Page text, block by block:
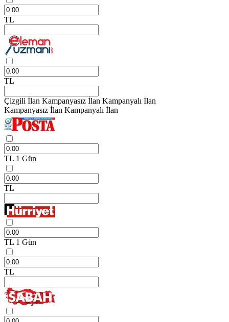
TL
TL
Çizgili İlan Kampanyasız İlan Kampanyalı İlan
Kampanyasız İlan Kampanyalı İlan
TL 1 Gün
TL
TL 1 Gün
TL